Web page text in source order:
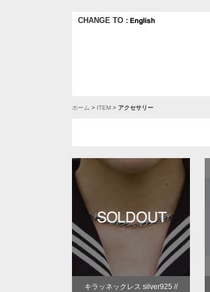
CHANGE TO :
ホーム > ITEM > アクセサリー
キラッネックレス silver925 //